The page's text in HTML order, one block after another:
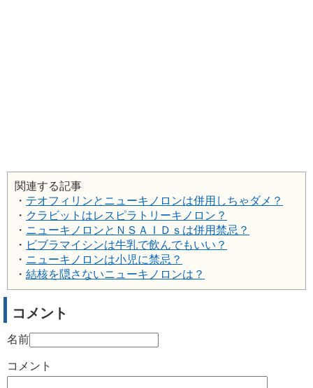
関連する記事
・ テオフィリンとニューキノロンは併用しちゃダメ？
・ クラビットはレスピラトリーキノロン？
・ ニューキノロンとＮＳＡＩＤｓは併用禁忌？
・ ビブラマイシンは牛乳で飲んでもいい？
・ ニューキノロンは小児に禁忌？
・ 結核を隠さないニューキノロンは？
コメント
名前
コメント